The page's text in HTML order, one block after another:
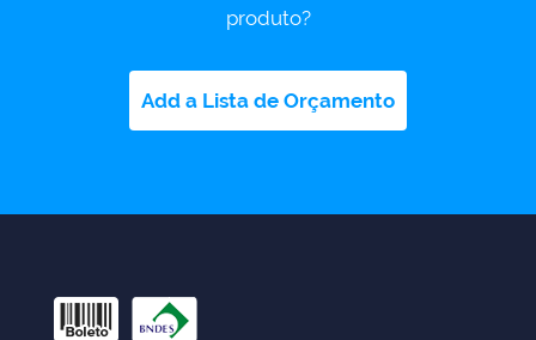
produto?
Add a Lista de Orçamento